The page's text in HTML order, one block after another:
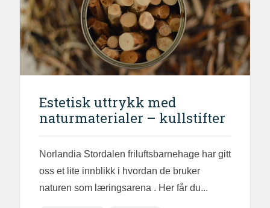
Estetisk uttrykk med
naturmaterialer – kullstifter
Norlandia Stordalen friluftsbarnehage har gitt
oss et lite innblikk i hvordan de bruker
naturen som læringsarena . Her får du...